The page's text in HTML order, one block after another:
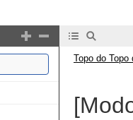
Topo do Topo